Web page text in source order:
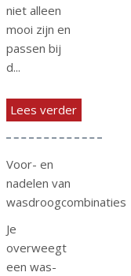
niet alleen
mooi zijn en
passen bij
d...
Lees verder
Voor- en
nadelen van
wasdroogcombinaties
Je
overweegt
een was-